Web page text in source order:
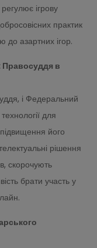
ігрову
практик
до азартних ігор.
Правосуддя в
і Федеральний
для
його
рішення
скорочують
брати участь у